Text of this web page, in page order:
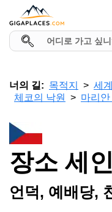
너의 길: 목적지 세계
체코의 낙원
마리안
장소 세
언덕, 예배당,